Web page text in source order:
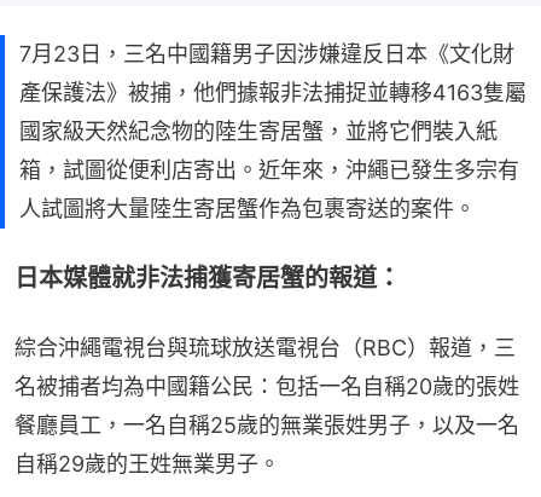
7月23日，三名中國籍男子因涉嫌違反日本《文化財
產保護法》被捕，他們據報非法捕捉並轉移4163隻屬
國家級天然紀念物的陸生寄居蟹，並將它們裝入紙
箱，試圖從便利店寄出。近年來，沖繩已發生多宗有
人試圖將大量陸生寄居蟹作為包裹寄送的案件。
日本媒體就非法捕獲寄居蟹的報道：
綜合沖繩電視台與琉球放送電視台（RBC）報道，三
名被捕者均為中國籍公民：包括一名自稱20歲的張姓
餐廳員工，一名自稱25歲的無業張姓男子，以及一名
自稱29歲的王姓無業男子。